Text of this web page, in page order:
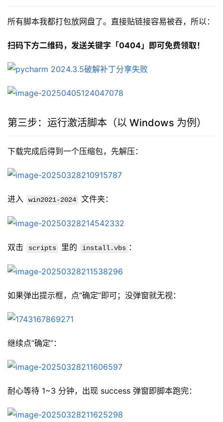
所有脚本我都打包放网盘了。直接贴链接容易被吞，所以：
扫码下方二维码，发送关键字「0404」即可免费领取！
第三步：运行激活脚本（以 Windows 为例）
下载完成后得到一个压缩包，先解压：
进入 win2021-2024 文件夹：
双击 scripts 里的 install.vbs ：
如果弹出提示框，点“确定”即可；没弹窗就无视：
继续点“确定”：
耐心等待 1~3 分钟，出现 success 弹窗即脚本跑完：